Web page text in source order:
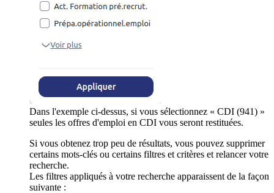
Dans l'exemple ci-dessus, si vous sélectionnez « CDI (941) »
seules les offres d'emploi en CDI vous seront restituées.
Si vous obtenez trop peu de résultats, vous pouvez supprimer
certains mots-clés ou certains filtres et critères et relancer votre
recherche.
Les filtres appliqués à votre recherche apparaissent de la façon
suivante :